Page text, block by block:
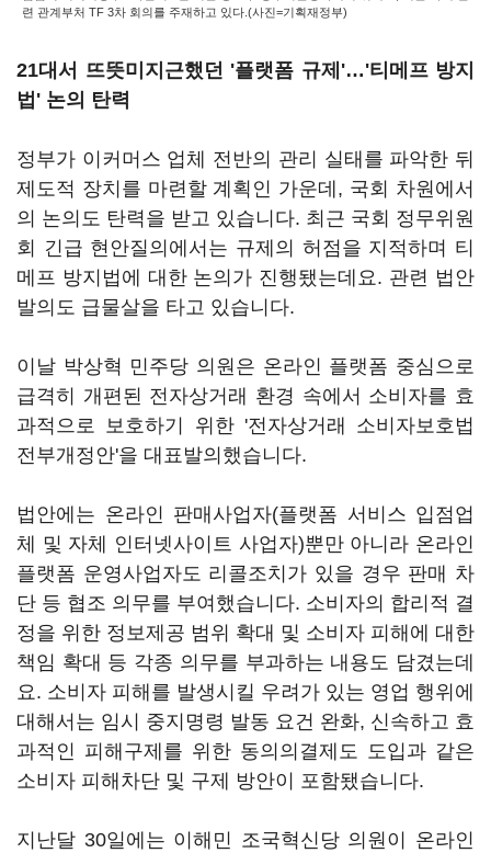
련 관계부처 TF 3차 회의를 주재하고 있다.(사진=기획재정부)
21대서 뜨뜻미지근했던 '플랫폼 규제'…'티메프 방지
법' 논의 탄력
정부가 이커머스 업체 전반의 관리 실태를 파악한 뒤
제도적 장치를 마련할 계획인 가운데, 국회 차원에서
의 논의도 탄력을 받고 있습니다. 최근 국회 정무위원
회 긴급 현안질의에서는 규제의 허점을 지적하며 티
메프 방지법에 대한 논의가 진행됐는데요. 관련 법안
발의도 급물살을 타고 있습니다.
이날 박상혁 민주당 의원은 온라인 플랫폼 중심으로
급격히 개편된 전자상거래 환경 속에서 소비자를 효
과적으로 보호하기 위한 '전자상거래 소비자보호법
전부개정안'을 대표발의했습니다.
법안에는 온라인 판매사업자(플랫폼 서비스 입점업
체 및 자체 인터넷사이트 사업자)뿐만 아니라 온라인
플랫폼 운영사업자도 리콜조치가 있을 경우 판매 차
단 등 협조 의무를 부여했습니다. 소비자의 합리적 결
정을 위한 정보제공 범위 확대 및 소비자 피해에 대한
책임 확대 등 각종 의무를 부과하는 내용도 담겼는데
요. 소비자 피해를 발생시킬 우려가 있는 영업 행위에
대해서는 임시 중지명령 발동 요건 완화, 신속하고 효
과적인 피해구제를 위한 동의의결제도 도입과 같은
소비자 피해차단 및 구제 방안이 포함됐습니다.
지난달 30일에는 이해민 조국혁신당 의원이 온라인